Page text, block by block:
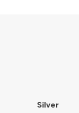
Silver